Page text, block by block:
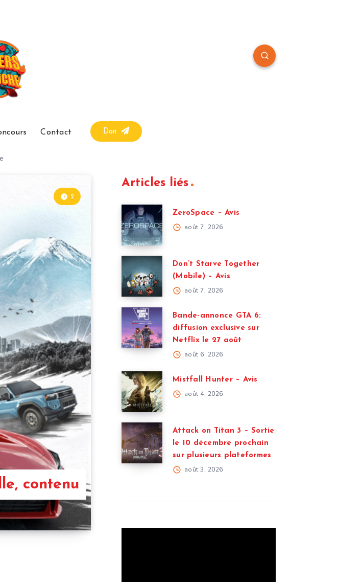
Contact Don
contenu
2
Articles liés
ZeroSpace – Avis
août 7, 2026
Don’t Starve Together
(Mobile) – Avis
août 7, 2026
Bande-annonce GTA 6:
diffusion exclusive sur
Netflix le 27 août
août 6, 2026
Mistfall Hunter – Avis
août 4, 2026
Attack on Titan 3 – Sortie
le 10 décembre prochain
sur plusieurs plateformes
août 3, 2026